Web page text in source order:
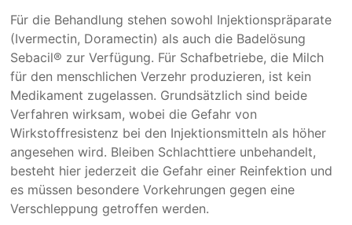
Für die Behandlung stehen sowohl Injektionspräparate
(Ivermectin, Doramectin) als auch die Badelösung
Sebacil® zur Verfügung. Für Schafbetriebe, die Milch
für den menschlichen Verzehr produzieren, ist kein
Medikament zugelassen. Grundsätzlich sind beide
Verfahren wirksam, wobei die Gefahr von
Wirkstoffresistenz bei den Injektionsmitteln als höher
angesehen wird. Bleiben Schlachttiere unbehandelt,
besteht hier jederzeit die Gefahr einer Reinfektion und
es müssen besondere Vorkehrungen gegen eine
Verschleppung getroffen werden.